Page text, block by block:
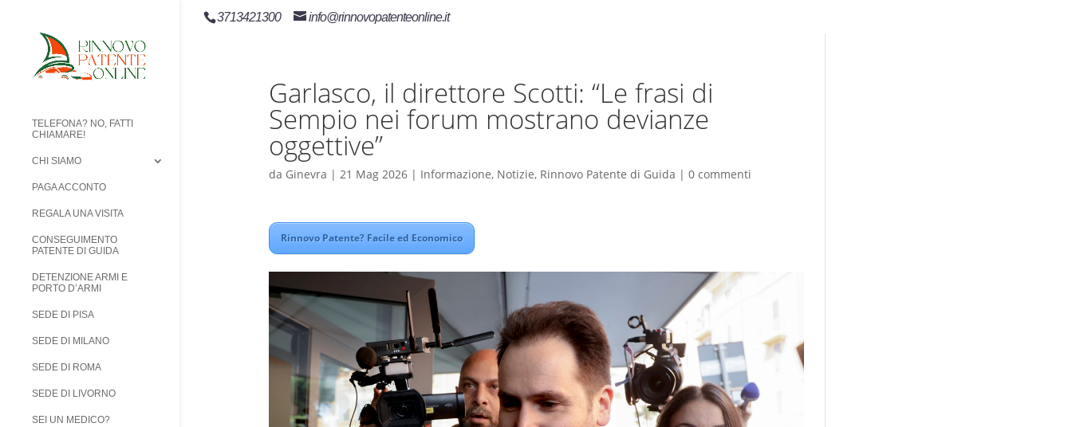
3713421300 info@rinnovopatenteonline.it
TELEFONA? NO, FATTI
CHIAMARE!
CHI SIAMO
PAGA ACCONTO
REGALA UNA VISITA
CONSEGUIMENTO
PATENTE DI GUIDA
DETENZIONE ARMI E
PORTO D’ARMI
SEDE DI PISA
SEDE DI MILANO
SEDE DI ROMA
SEDE DI LIVORNO
SEI UN MEDICO?
Garlasco, il direttore Scotti: “Le frasi di
Sempio nei forum mostrano devianze
oggettive”
da Ginevra | 21 Mag 2026| Informazione, Notizie, Rinnovo Patente di Guida | 0 commenti
Rinnovo Patente? Facile ed Economico